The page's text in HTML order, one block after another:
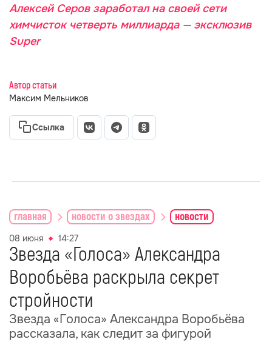
Алексей Серов заработал на своей сети
химчисток четверть миллиарда — эксклюзив
Super
Автор статьи
Максим Мельников
Ссылка
главная новости о звездах новости
08 июня 14:27
Звезда «Голоса» Александра
Воробьёва раскрыла секрет
стройности
Звезда «Голоса» Александра Воробьёва
рассказала, как следит за фигурой